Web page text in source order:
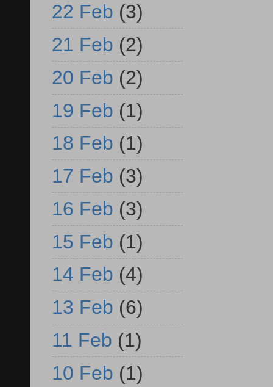
22 Feb (3)
21 Feb (2)
20 Feb (2)
19 Feb (1)
18 Feb (1)
17 Feb (3)
16 Feb (3)
15 Feb (1)
14 Feb (4)
13 Feb (6)
11 Feb (1)
10 Feb (1)